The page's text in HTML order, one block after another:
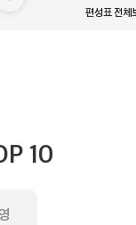
렌즈3
편성표 전체
10